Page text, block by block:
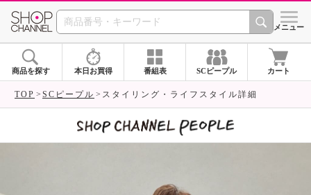
SHOP CHANNEL シメニュー
商品を探す 本日お買得 番組表 SCピープル カート
TOP SCピープル スタイリング・ライフスタイル詳細